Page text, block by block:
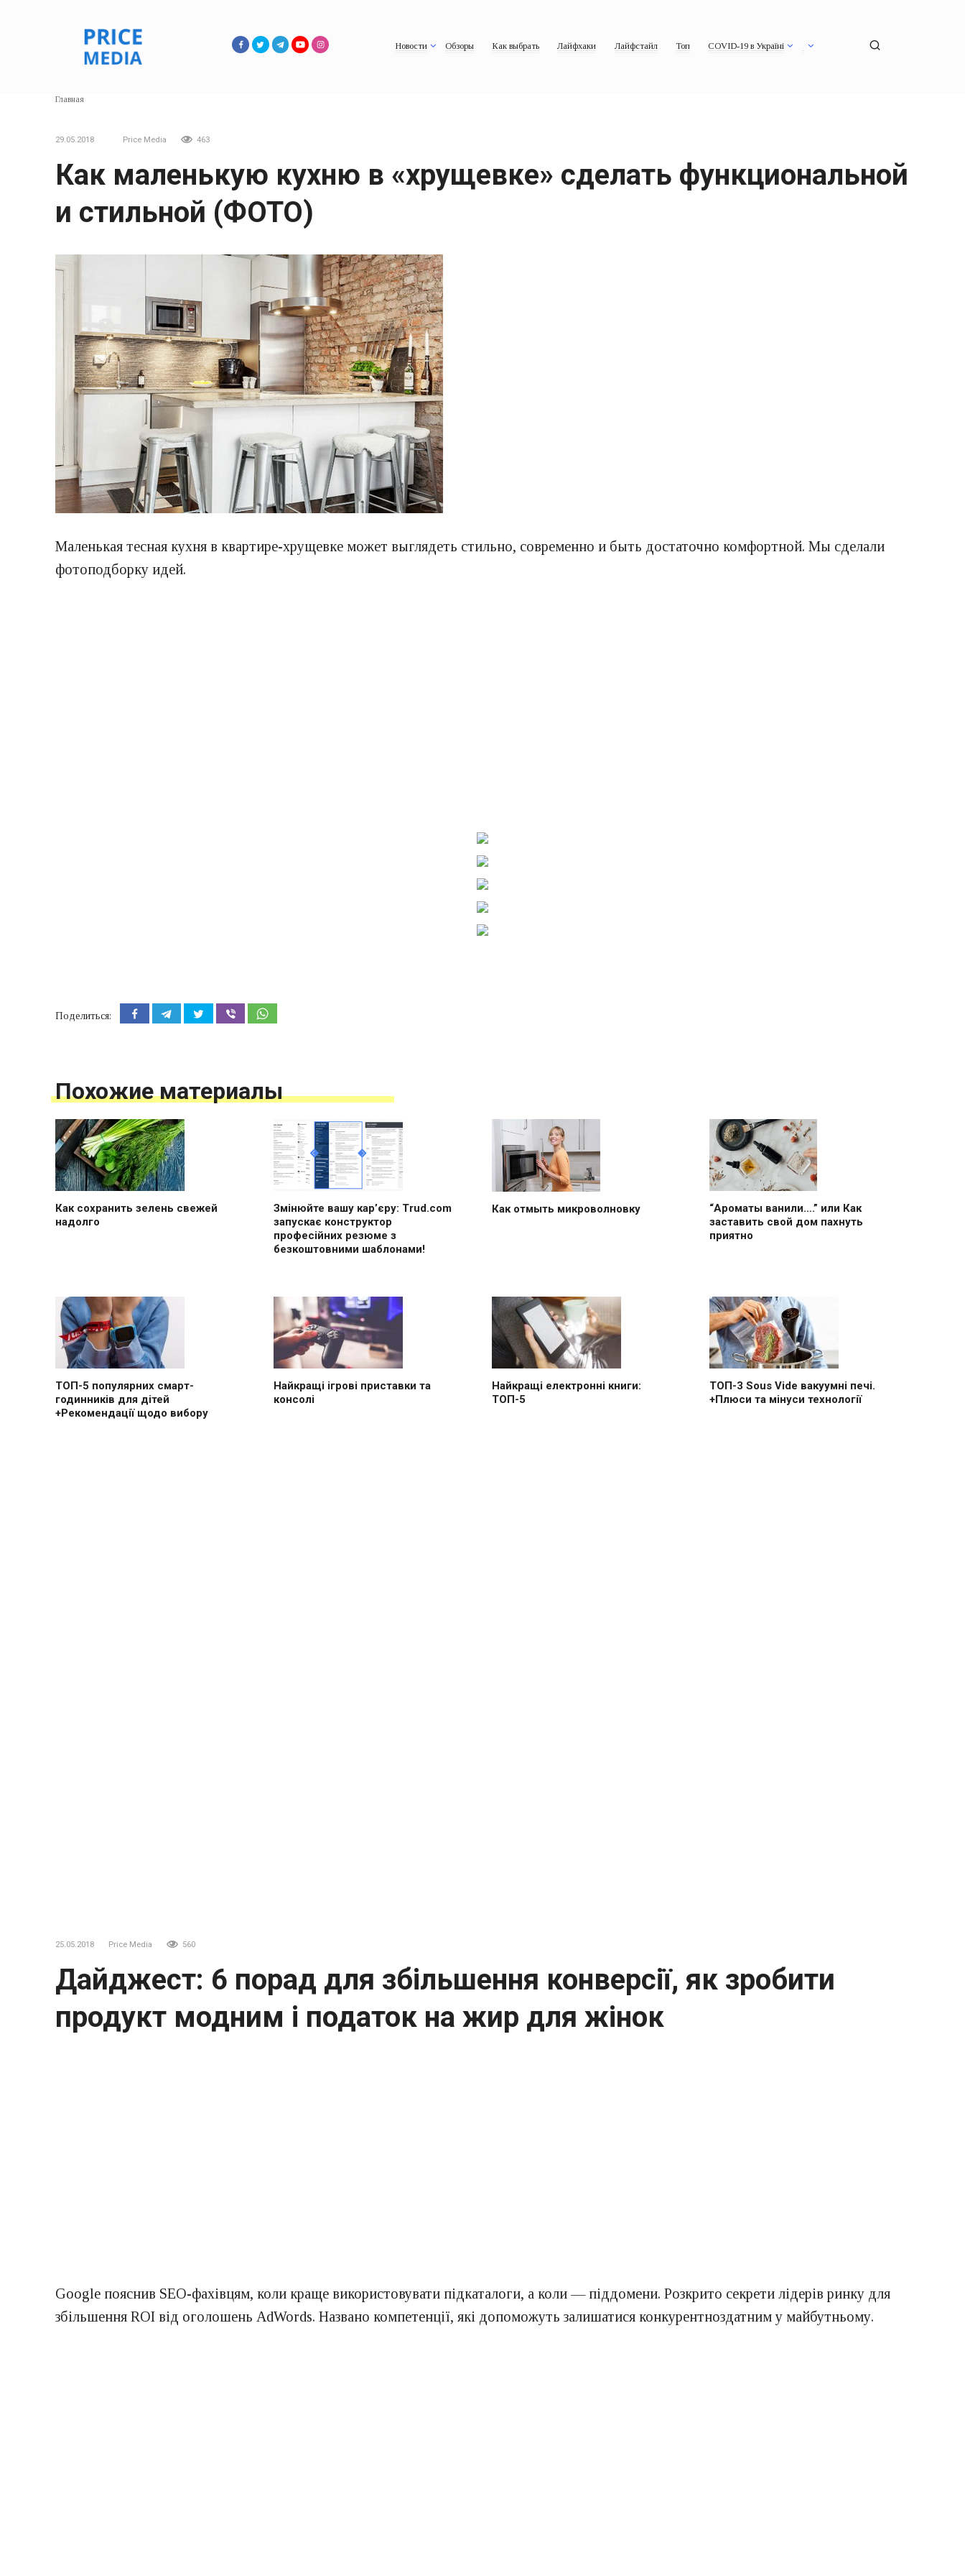
Новости Обзоры Как выбрать Лайфхаки Лайфстайл Топ COVID-19 в Україні
Главная
29.05.2018 Price Media 463
Как маленькую кухню в «хрущевке» сделать функциональной
и стильной (ФОТО)
Маленькая тесная кухня в квартире-хрущевке может выглядеть стильно, современно и быть достаточно комфортной. Мы сделали
фотоподборку идей.
Поделиться:
Похожие материалы
Как сохранить зелень свежей
надолго
Змінюйте вашу кар’єру: Trud.com
запускає конструктор
професійних резюме з
безкоштовними шаблонами!
Как отмыть микроволновку
“Ароматы ванили….” или Как
заставить свой дом пахнуть
приятно
ТОП-5 популярних смарт-
годинників для дітей
+Рекомендації щодо вибору
Найкращі ігрові приставки та
консолі
Найкращі електронні книги:
ТОП-5
ТОП-3 Sous Vide вакуумні печі.
+Плюси та мінуси технології
25.05.2018 Price Media 560
Дайджест: 6 порад для збільшення конверсії, як зробити
продукт модним і податок на жир для жінок
Google пояснив SEO-фахівцям, коли краще використовувати підкаталоги, а коли — піддомени. Розкрито секрети лідерів ринку для
збільшення ROI від оголошень AdWords. Названо компетенції, які допоможуть залишатися конкурентноздатним у майбутньому.